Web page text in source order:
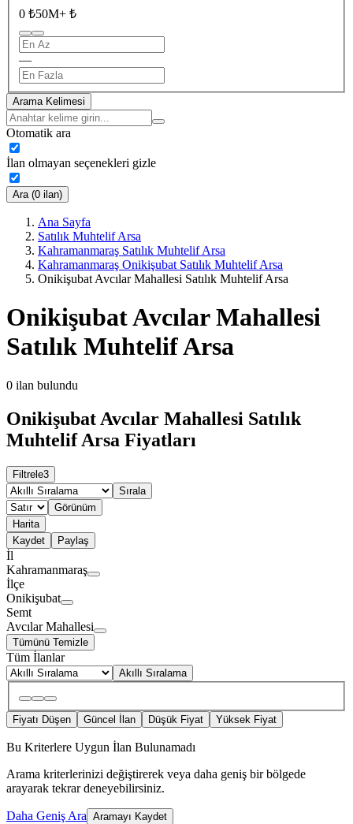
0 ₺50M+ ₺
—
Arama Kelimesi
Otomatik ara
İlan olmayan seçenekleri gizle
Ara (0 ilan)
Ana Sayfa
Satılık Muhtelif Arsa
Kahramanmaraş Satılık Muhtelif Arsa
Kahramanmaraş Onikişubat Satılık Muhtelif Arsa
Onikişubat Avcılar Mahallesi Satılık Muhtelif Arsa
Onikişubat Avcılar Mahallesi
Satılık Muhtelif Arsa
0 ilan bulundu
Onikişubat Avcılar Mahallesi Satılık
Muhtelif Arsa Fiyatları
Filtrele3
Sırala
Görünüm
Harita
Kaydet
Paylaş
İl
Kahramanmaraş
İlçe
Onikişubat
Semt
Avcılar Mahallesi
Tümünü Temizle
Tüm İlanlar
Akıllı Sıralama
Fiyatı Düşen Güncel İlan Düşük Fiyat Yüksek Fiyat
Bu Kriterlere Uygun İlan Bulunamadı
Arama kriterlerinizi değiştirerek veya daha geniş bir bölgede
arayarak tekrar deneyebilirsiniz.
Daha Geniş Ara Aramayı Kaydet